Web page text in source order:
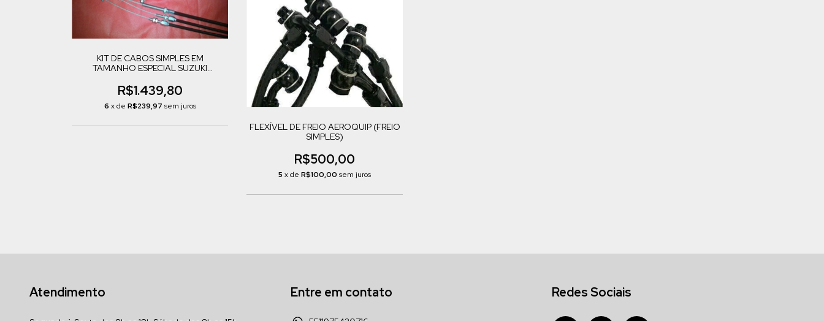
KIT DE CABOS SIMPLES EM
TAMANHO ESPECIAL SUZUKI
R$1.439,80
6 x de R$239,97 sem juros
FLEXÍVEL DE FREIO AEROQUIP (FREIO
SIMPLES)
R$500,00
5 x de R$100,00 sem juros
Atendimento Entre em contato Redes Sociais